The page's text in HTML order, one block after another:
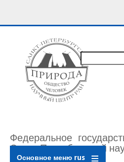
основному
содержанию
Федеральное
Санкт-Петербургский
Основное меню rus